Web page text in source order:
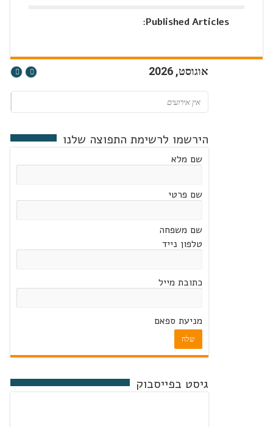
Published Articles
:
אוגוסט, 2026
אין אירועים
הירשמו לרשימת התפוצה שלנו
שם מלא
שם פרטי
שם משפחה
טלפון נייד
כתובת מייל
מניעת ספאם
שלח
גיסט בפייסבוק